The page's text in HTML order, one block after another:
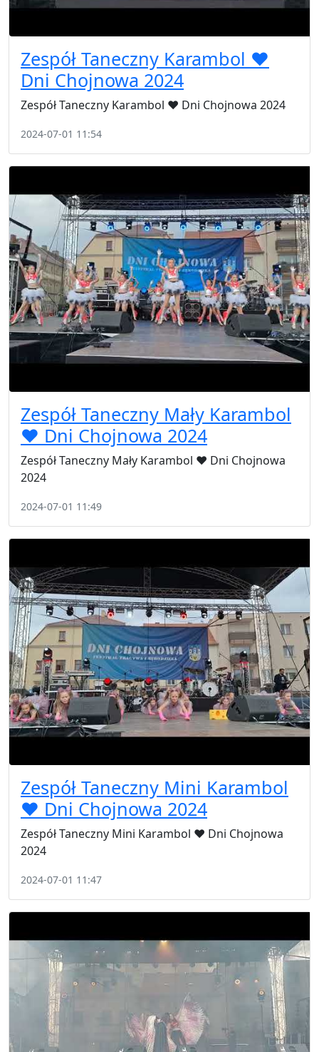
Zespół Taneczny Karambol ❤️
Dni Chojnowa 2024
Zespół Taneczny Karambol ❤️ Dni Chojnowa 2024
2024-07-01 11:54
Zespół Taneczny Mały Karambol
❤️ Dni Chojnowa 2024
Zespół Taneczny Mały Karambol ❤️ Dni Chojnowa
2024
2024-07-01 11:49
Zespół Taneczny Mini Karambol
❤️ Dni Chojnowa 2024
Zespół Taneczny Mini Karambol ❤️ Dni Chojnowa
2024
2024-07-01 11:47